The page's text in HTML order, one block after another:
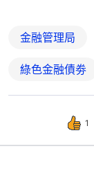
金融管理局
綠色金融債劵
1